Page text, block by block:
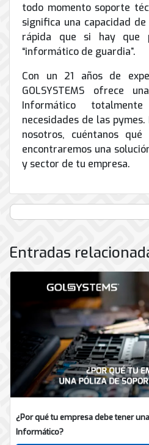
todo momento soporte
significa una capacidad
rápida que si hay que
“informático de guardia”.
Con un 21 años de
GOLSYSTEMS ofrece
Informático
necesidades de las
nosotros, cuéntanos
encontraremos una
y sector de tu empresa.
Entradas
¿Por qué tu empresa debe tener
Informático?